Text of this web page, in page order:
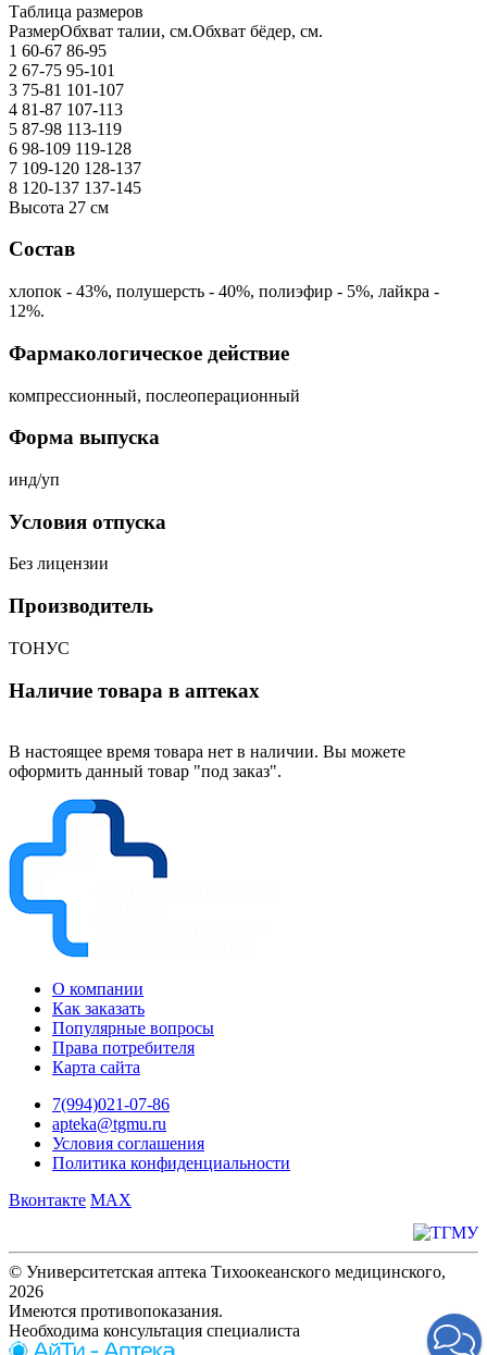
Таблица размеров
РазмерОбхват талии, см.Обхват бёдер, см.
1 60-67 86-95
2 67-75 95-101
3 75-81 101-107
4 81-87 107-113
5 87-98 113-119
6 98-109 119-128
7 109-120 128-137
8 120-137 137-145
Высота 27 см
Состав
хлопок - 43%, полушерсть - 40%, полиэфир - 5%, лайкра -
12%.
Фармакологическое действие
компрессионный, послеоперационный
Форма выпуска
инд/уп
Условия отпуска
Без лицензии
Производитель
ТОНУС
Наличие товара в аптеках
В настоящее время товара нет в наличии. Вы можете
оформить данный товар "под заказ".
О компании
Как заказать
Популярные вопросы
Права потребителя
Карта сайта
7(994)021-07-86
apteka@tgmu.ru
Условия соглашения
Политика конфиденциальности
Вконтакте MAX
© Университетская аптека Тихоокеанского медицинского,
2026
Имеются противопоказания.
Необходима консультация специалиста